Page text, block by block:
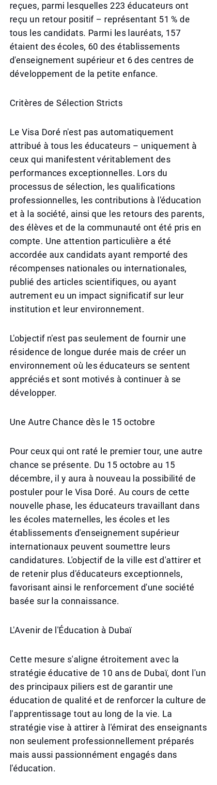
reçues, parmi lesquelles 223 éducateurs ont
reçu un retour positif – représentant 51 % de
tous les candidats. Parmi les lauréats, 157
étaient des écoles, 60 des établissements
d'enseignement supérieur et 6 des centres de
développement de la petite enfance.
Critères de Sélection Stricts
Le Visa Doré n'est pas automatiquement
attribué à tous les éducateurs – uniquement à
ceux qui manifestent véritablement des
performances exceptionnelles. Lors du
processus de sélection, les qualifications
professionnelles, les contributions à l'éducation
et à la société, ainsi que les retours des parents,
des élèves et de la communauté ont été pris en
compte. Une attention particulière a été
accordée aux candidats ayant remporté des
récompenses nationales ou internationales,
publié des articles scientifiques, ou ayant
autrement eu un impact significatif sur leur
institution et leur environnement.
L'objectif n'est pas seulement de fournir une
résidence de longue durée mais de créer un
environnement où les éducateurs se sentent
appréciés et sont motivés à continuer à se
développer.
Une Autre Chance dès le 15 octobre
Pour ceux qui ont raté le premier tour, une autre
chance se présente. Du 15 octobre au 15
décembre, il y aura à nouveau la possibilité de
postuler pour le Visa Doré. Au cours de cette
nouvelle phase, les éducateurs travaillant dans
les écoles maternelles, les écoles et les
établissements d'enseignement supérieur
internationaux peuvent soumettre leurs
candidatures. L'objectif de la ville est d'attirer et
de retenir plus d'éducateurs exceptionnels,
favorisant ainsi le renforcement d'une société
basée sur la connaissance.
L'Avenir de l'Éducation à Dubaï
Cette mesure s'aligne étroitement avec la
stratégie éducative de 10 ans de Dubaï, dont l'un
des principaux piliers est de garantir une
éducation de qualité et de renforcer la culture de
l'apprentissage tout au long de la vie. La
stratégie vise à attirer à l'émirat des enseignants
non seulement professionnellement préparés
mais aussi passionnément engagés dans
l'éducation.